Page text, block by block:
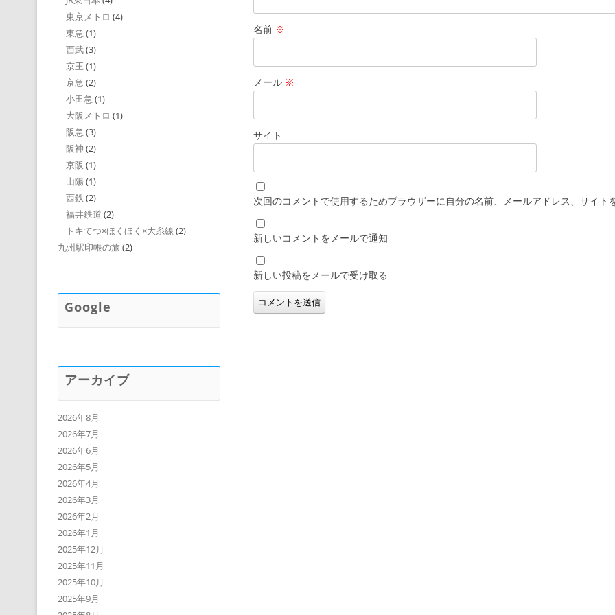
名前 ※
メール ※
サイト
次回のコメントで使用するためブラウザーに自分の名前、メールアドレス、サイト
新しいコメントをメールで通知
新しい投稿をメールで受け取る
東京メトロ (4)
東急 (1)
西武(3)
京王 (1)
京急 (2)
小田急 (1)
大阪メトロ (1)
阪急 (3)
阪神 (2)
京阪 (1)
山陽 (1)
西鉄 (2)
福井鉄道 (2)
トキてつ×ほくほく×大糸線 (2)
九州駅印帳の旅 (2)
Google
アーカイブ
2026年8月
2026年7月
2026年6月
2026年5月
2026年4月
2026年3月
2026年2月
2026年1月
2025年12月
2025年11月
2025年10月
2025年9月